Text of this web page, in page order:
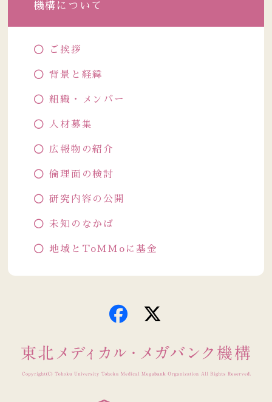
機構について
ご挨拶
背景と経緯
組織・メンバー
人材募集
広報物の紹介
倫理面の検討
研究内容の公開
未知のなかば
地域とToMMoに基金